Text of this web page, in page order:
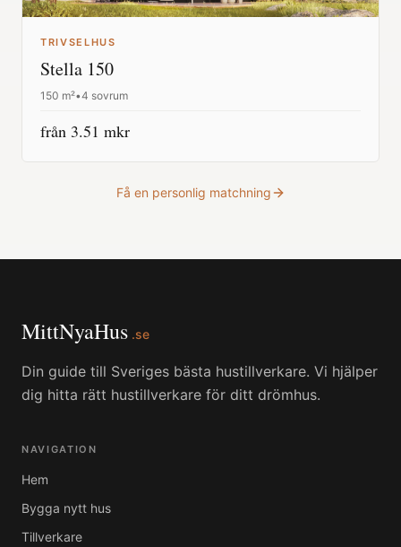
TRIVSELHUS
Stella 150
150 m²•4 sovrum
från 3.51 mkr
Få en personlig matchning
MittNyaHus .se
Din guide till Sveriges bästa hustillverkare. Vi hjälper
dig hitta rätt hustillverkare för ditt drömhus.
NAVIGATION
Hem
Bygga nytt hus
Tillverkare